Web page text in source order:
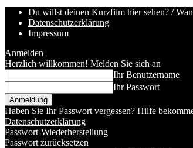
Du willst deinen Kurzfilm hier sehen? /
Datenschutzerklärung
Impressum
Anmelden
Herzlich willkommen! Melden Sie sich an
Ihr Benutzername
Ihr Passwort
Haben Sie Ihr Passwort vergessen? Hilfe
Datenschutzerklärung
Passwort-Wiederherstellung
Passwort zurücksetzen